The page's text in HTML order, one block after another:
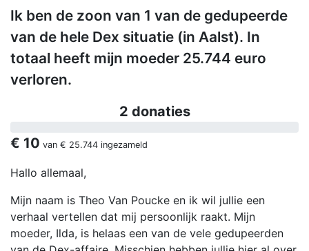
Ik ben de zoon van 1 van de gedupeerde
van de hele Dex situatie (in Aalst). In
totaal heeft mijn moeder 25.744 euro
verloren.
2 donaties
€ 10 van € 25.744 ingezameld
Hallo allemaal,
Mijn naam is Theo Van Poucke en ik wil jullie een
verhaal vertellen dat mij persoonlijk raakt. Mijn
moeder, Ilda, is helaas een van de vele gedupeerden